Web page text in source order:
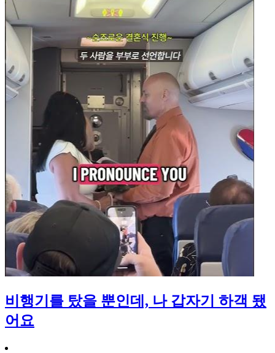
비행기를 탔을 뿐인데, 나 갑자기 하객 됐
어요